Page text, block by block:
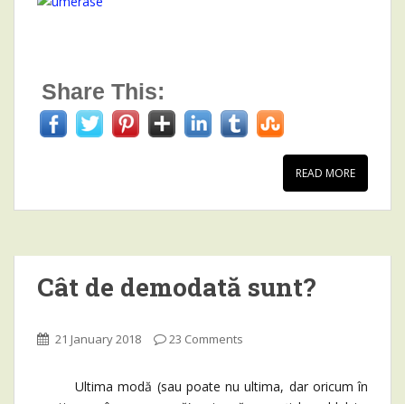
Share This:
READ MORE
Cât de demodată sunt?
21 January 2018 23 Comments
Ultima modă (sau poate nu ultima, dar oricum în